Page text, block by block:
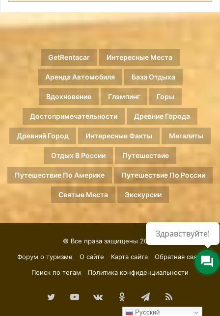
GetRentacar Интересные Места
Аренда Автомобиля База Отдыха
Вдохновение Глэмпинг Горы
Достопримечательности Древние Города
Древний Город Интересные Факты Мегалиты
Отдых В России Путешествие
Путешествие По Америке Путешествие По России
Святые Места Экскурсии
© Все права защищены 2026.
Форум о туризме
О сайте Карта сайта
Обратная связь
Поиск по тегам
Политика конфиденциальности
TwitterYouTubevk.comОдноклассники
Telegram
RSS
Русский
Здравствуйте!